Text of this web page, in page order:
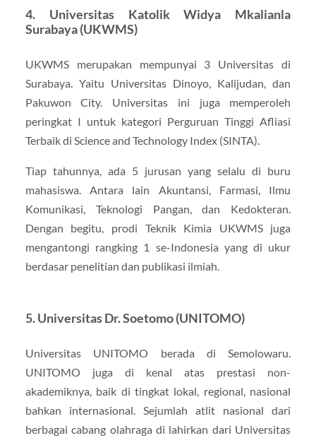
4. Universitas Katolik Widya Mkalianla
Surabaya (UKWMS)
UKWMS merupakan mempunyai 3 Universitas di
Surabaya. Yaitu Universitas Dinoyo, Kalijudan, dan
Pakuwon City. Universitas ini juga memperoleh
peringkat I untuk kategori Perguruan Tinggi Afliasi
Terbaik di Science and Technology Index (SINTA).
Tiap tahunnya, ada 5 jurusan yang selalu di buru
mahasiswa. Antara lain Akuntansi, Farmasi, Ilmu
Komunikasi, Teknologi Pangan, dan Kedokteran.
Dengan begitu, prodi Teknik Kimia UKWMS juga
mengantongi rangking 1 se-Indonesia yang di ukur
berdasar penelitian dan publikasi ilmiah.
5. Universitas Dr. Soetomo (UNITOMO)
Universitas UNITOMO berada di Semolowaru.
UNITOMO juga di kenal atas prestasi non-
akademiknya, baik di tingkat lokal, regional, nasional
bahkan internasional. Sejumlah atlit nasional dari
berbagai cabang olahraga di lahirkan dari Universitas